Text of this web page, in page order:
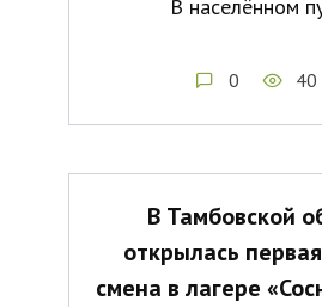
В населённом
0 40
В Тамбовской
открылась
смена в лагере